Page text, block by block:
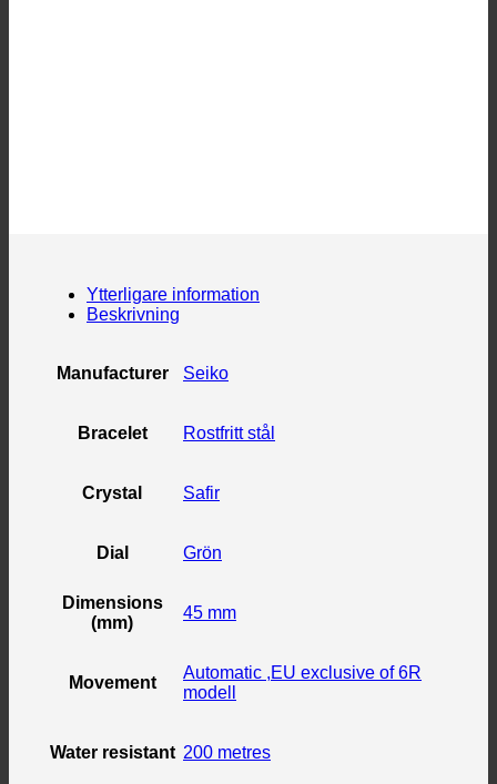
Ytterligare information
Beskrivning
Manufacturer Seiko
Bracelet Rostfritt stål
Crystal Safir
Dial Grön
Dimensions
(mm)
45 mm
Movement
Automatic ,EU exclusive of 6R
modell
Water resistant 200 metres